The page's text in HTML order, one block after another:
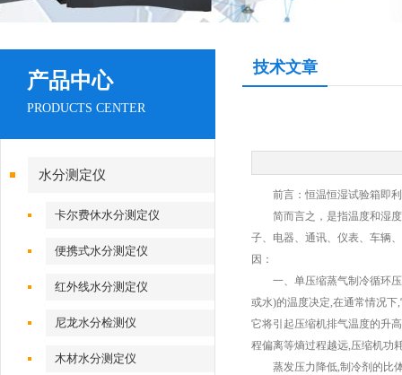
产品中心
PRODUCTS CENTER
水分测定仪
卡尔费休水分测定仪
便携式水分测定仪
红外线水分测定仪
尼龙水分检测仪
木材水分测定仪
技术文章
前言：恒温恒湿试验箱即利
简而言之，是指温度和湿度
子、电器、通讯、仪表、车辆
因：
一、单压缩蒸气制冷循环压
或水)的温度决定,在通常情况下
它将引起压缩机排气温度的升
程偏离等熵过程越远,压缩机功
蒸发压力降低,制冷剂的比体